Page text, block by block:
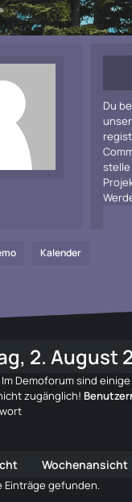
Du
Kalender
2. August
Im Demoforum sind
zugänglich!
Wochenansicht
Einträge gefunden.